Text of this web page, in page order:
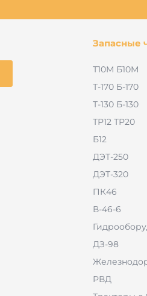
Запасные
Т10М Б10М
Т-170 Б-170
Т-130 Б-130
ТР12 ТР20
Б12
ДЭТ-250
ДЭТ-320
ПК46
В-46-6
ДЗ-98
РВД